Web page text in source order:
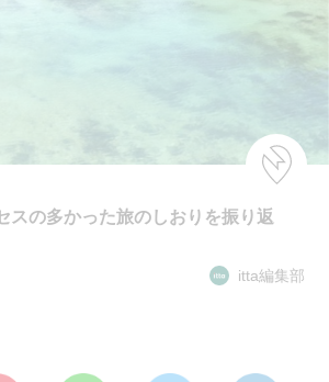
スの多かった旅のしおりを振り返
itta編集部